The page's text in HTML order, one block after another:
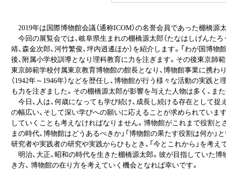
2019年は国際博物館会議（通称ICOM）の名誉会員であった棚橋源
今回の展覧会では、岐阜県生まれの棚橋源太郎（たなはしげんた
靖、森金次郎、河竹繁俊、坪内逍遙ほか）を紹介します。「わが国博
後、附属小学校訓導となり理科教育に力を注ぎます。その後東京師
東京師範学校付属東京教育博物館の館長となり、博物館事業に携わ
（1942年～1946年）などを歴任し、博物館が行う様々な活動の実践
も力を注ぎました。その棚橋源太郎が影響を与えた人物は多く、ま
今日、人は、何歳になっても学び続け、成長し続ける存在として
の幅広い、そして深い学びへの願いに応えることが求められていま
していくことも考えなければなりません。博物館がこれまで役割
まの時代、博物館はどうあるべきか」「博物館の果たす役割は何か
研究者や実践者の研究や実践からひもとき、「今とこれから」を考
明治、大正、昭和の時代を生きた棚橋源太郎。彼が目指していた
き方、 博物館の在り方を考えていく機会となれば幸いです。